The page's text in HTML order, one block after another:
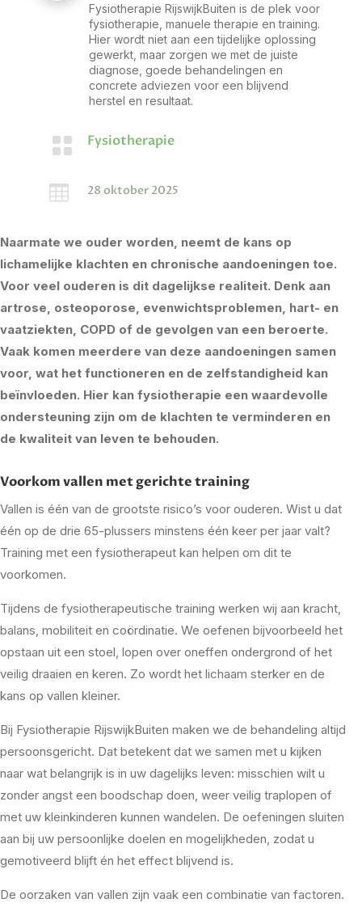
Fysiotherapie RijswijkBuiten is de plek voor
fysiotherapie, manuele therapie en training.
Hier wordt niet aan een tijdelijke oplossing
gewerkt, maar zorgen we met de juiste
diagnose, goede behandelingen en
concrete adviezen voor een blijvend
herstel en resultaat.
 Fysiotherapie
 28 oktober 2025
Naarmate we ouder worden, neemt de kans op
lichamelijke klachten en chronische aandoeningen toe.
Voor veel ouderen is dit dagelijkse realiteit. Denk aan
artrose, osteoporose, evenwichtsproblemen, hart- en
vaatziekten, COPD of de gevolgen van een beroerte.
Vaak komen meerdere van deze aandoeningen samen
voor, wat het functioneren en de zelfstandigheid kan
beïnvloeden. Hier kan fysiotherapie een waardevolle
ondersteuning zijn om de klachten te verminderen en
de kwaliteit van leven te behouden.
Voorkom vallen met gerichte training
Vallen is één van de grootste risico’s voor ouderen. Wist u dat
één op de drie 65-plussers minstens één keer per jaar valt?
Training met een fysiotherapeut kan helpen om dit te
voorkomen.
Tijdens de fysiotherapeutische training werken wij aan kracht,
balans, mobiliteit en coördinatie. We oefenen bijvoorbeeld het
opstaan uit een stoel, lopen over oneffen ondergrond of het
veilig draaien en keren. Zo wordt het lichaam sterker en de
kans op vallen kleiner.
Bij Fysiotherapie RijswijkBuiten maken we de behandeling altijd
persoonsgericht. Dat betekent dat we samen met u kijken
naar wat belangrijk is in uw dagelijks leven: misschien wilt u
zonder angst een boodschap doen, weer veilig traplopen of
met uw kleinkinderen kunnen wandelen. De oefeningen sluiten
aan bij uw persoonlijke doelen en mogelijkheden, zodat u
gemotiveerd blijft én het effect blijvend is.
De oorzaken van vallen zijn vaak een combinatie van factoren.